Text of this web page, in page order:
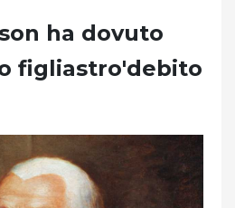
ha dovuto
figliastro'debito